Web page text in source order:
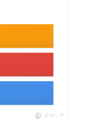
ポチップ